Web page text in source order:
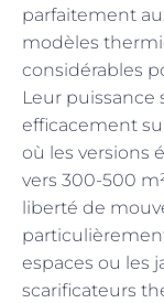
parfaitement
modèles
considérables
Leur puissance
efficacement
où les versions
vers 300-500
liberté de
espaces ou les
scarificateurs